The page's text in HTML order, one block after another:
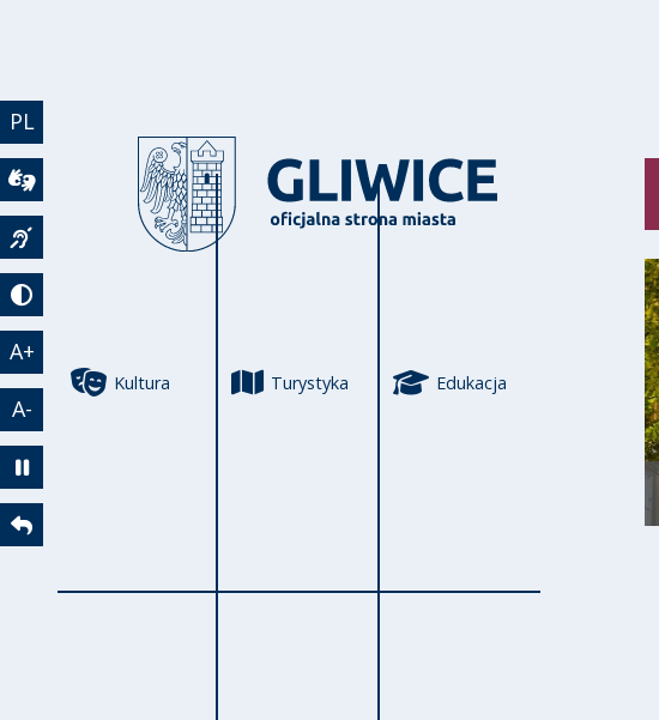
PL
Wideotłumacz
Język migowy
Tryb kontrastowy
A+
A-
Zatrzymaj animację
Powrót
Kultura Turystyka Edukacja